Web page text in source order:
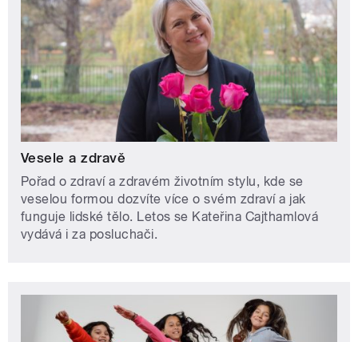
Vesele a zdravě
Pořad o zdraví a zdravém životním stylu, kde se
veselou formou dozvíte více o svém zdraví a jak
funguje lidské tělo. Letos se Kateřina Cajthamlová
vydává i za posluchači.